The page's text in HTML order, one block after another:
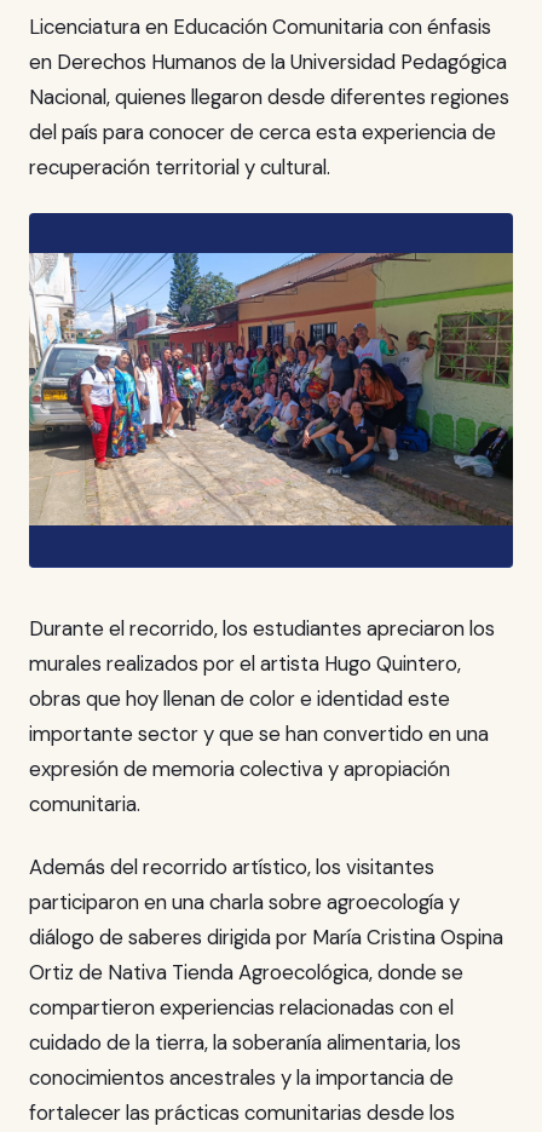
Licenciatura en Educación Comunitaria con énfasis
en Derechos Humanos de la Universidad Pedagógica
Nacional, quienes llegaron desde diferentes regiones
del país para conocer de cerca esta experiencia de
recuperación territorial y cultural.
Durante el recorrido, los estudiantes apreciaron los
murales realizados por el artista Hugo Quintero,
obras que hoy llenan de color e identidad este
importante sector y que se han convertido en una
expresión de memoria colectiva y apropiación
comunitaria.
Además del recorrido artístico, los visitantes
participaron en una charla sobre agroecología y
diálogo de saberes dirigida por María Cristina Ospina
Ortiz de Nativa Tienda Agroecológica, donde se
compartieron experiencias relacionadas con el
cuidado de la tierra, la soberanía alimentaria, los
conocimientos ancestrales y la importancia de
fortalecer las prácticas comunitarias desde los